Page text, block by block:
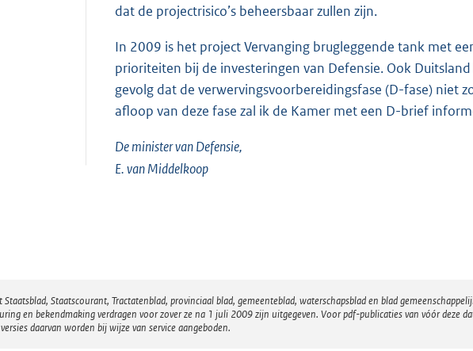
dat de projectrisico’s beheersbaar zullen zijn.
In 2009 is het project Vervanging brugleggende tank met
prioriteiten bij de investeringen van Defensie. Ook
gevolg dat de verwervingsvoorbereidingsfase (D-fase) niet
afloop van deze fase zal ik de Kamer met een D-brief
De minister van Defensie,
E. van Middelkoop
Staatscourant, Tractatenblad, provinciaal blad, gemeenteblad, waterschapsblad en blad
en bekendmaking verdragen voor zover ze na 1 juli 2009 zijn uitgegeven. Voor pdf-publicaties van vóór deze
daarvan worden bij wijze van service aangeboden.